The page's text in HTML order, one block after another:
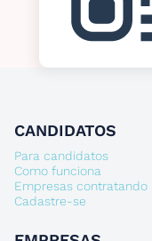
CANDIDATOS
Para candidatos
Como funciona
Empresas contratando
Cadastre-se